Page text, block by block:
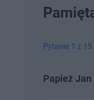
Pytanie 1 z 15
Papież